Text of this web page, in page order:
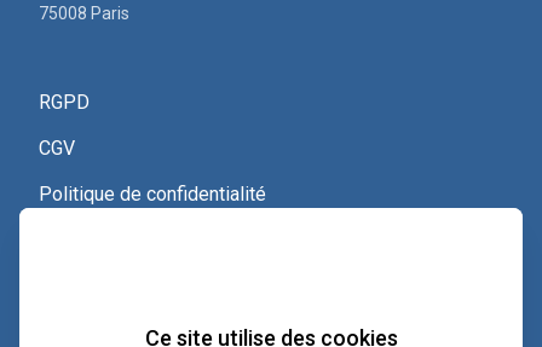
75008 Paris
RGPD
CGV
Politique de confidentialité
Voir le certificat QualiopiCe site utilise des cookies